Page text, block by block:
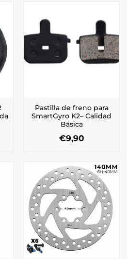
Pastilla de freno para
SmartGyro K2– Calidad
Básica
€9,90